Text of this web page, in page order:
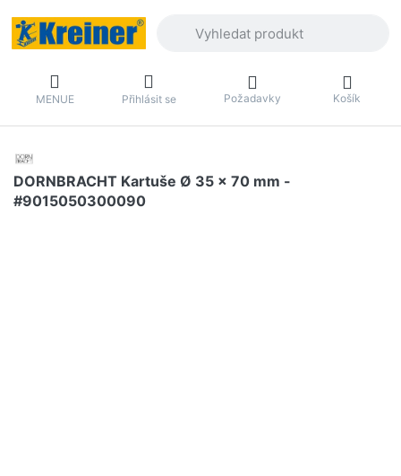
MENUE Přihlásit se Požadavky Košík
DORNBRACHT Kartuše Ø 35 x 70 mm -
#9015050300090